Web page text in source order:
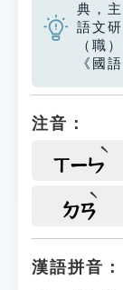
典，
語文
（職
《國
注音：
ㄒㄧㄣ
ㄉㄢ
漢語拼音：